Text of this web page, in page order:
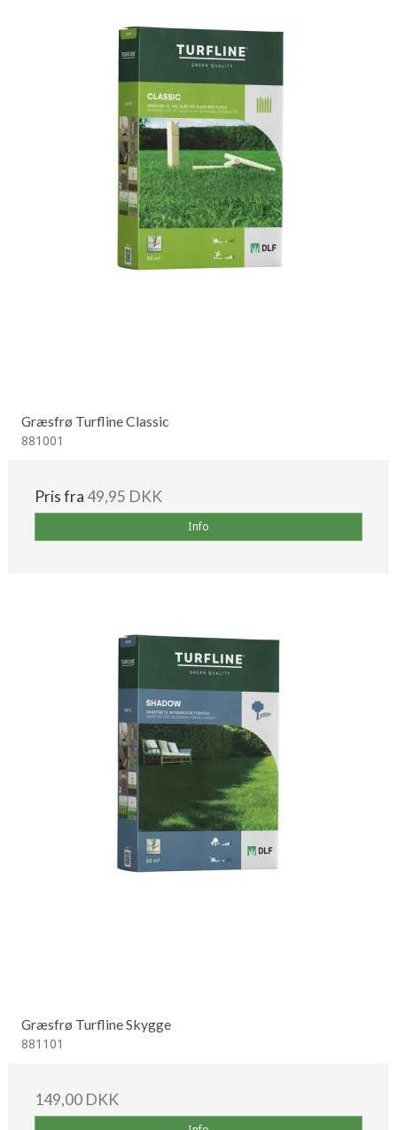
Græsfrø Turfline Classic
881001
Pris fra 49,95 DKK
Info
Græsfrø Turfline Skygge
881101
149,00 DKK